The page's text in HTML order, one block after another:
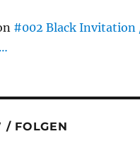
#002 Black Invitation
/ FOLGEN